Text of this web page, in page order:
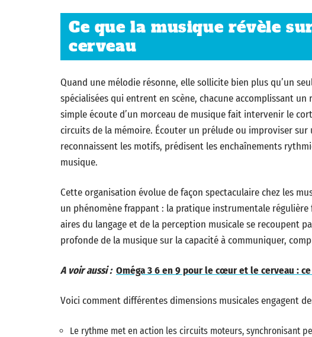
Ce que la musique révèle
cerveau
Quand une mélodie résonne, elle sollicite bien plus qu’un
spécialisées qui entrent en scène, chacune accomplissant
simple écoute d’un morceau de musique fait intervenir le
circuits de la mémoire. Écouter un prélude ou improviser sur
reconnaissent les motifs, prédisent les enchaînements
musique.
Cette organisation évolue de façon spectaculaire chez les
un phénomène frappant : la pratique instrumentale
aires du langage et de la perception musicale se recoupent
profonde de la musique sur la capacité à communiquer,
A voir aussi : Oméga 3 6 en 9 pour le cœur et le cerveau :
Voici comment différentes dimensions musicales engagent
Le rythme met en action les circuits moteurs, synchronisant